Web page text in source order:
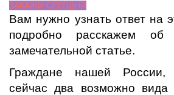
ЗАКАЖИ СЕГОДНЯ
Вам нужно узнать ответ на
подробно расскажем
замечательной статье.
Граждане нашей России,
сейчас два возможно вида